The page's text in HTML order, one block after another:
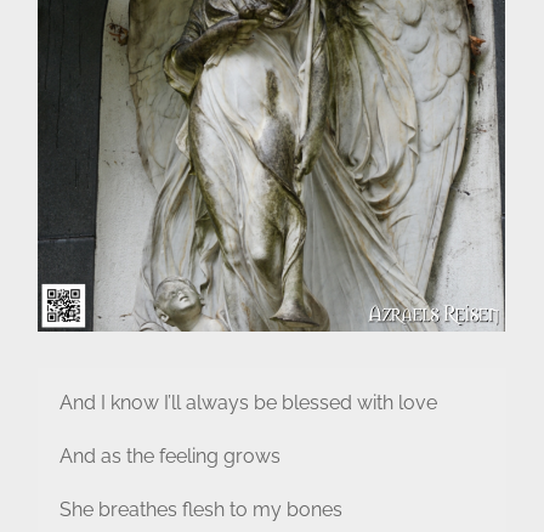
And I know I’ll always be blessed with love
And as the feeling grows
She breathes flesh to my bones